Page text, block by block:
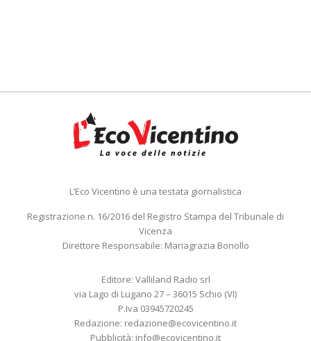
L’Eco Vicentino è una testata giornalistica
Registrazione n. 16/2016 del Registro Stampa del Tribunale di
Vicenza
Direttore Responsabile: Mariagrazia Bonollo
Editore: Valliland Radio srl
via Lago di Lugano 27 – 36015 Schio (VI)
P.Iva 03945720245
Redazione: redazione@ecovicentino.it
Pubblicità: info@ecovicentino.it